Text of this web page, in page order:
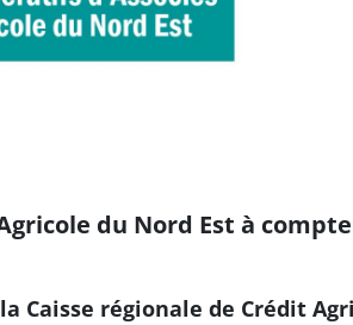
du Nord Est à
Caisse régionale de Crédit